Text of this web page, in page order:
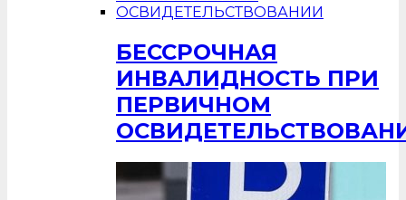
БЕССРОЧНАЯ
ИНВАЛИДНОСТЬ ПРИ
ПЕРВИЧНОМ